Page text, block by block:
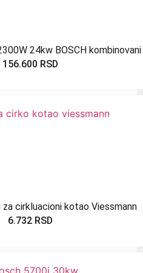
24kw BOSCH kombinovani
156.600 RSD
cirkluacioni kotao Viessmann
6.732 RSD